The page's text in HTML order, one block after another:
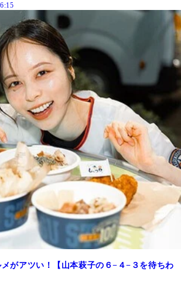
がアツい！【山本萩子の６−４−３を待ちわ